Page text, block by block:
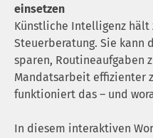
einsetzen
Künstliche Intelligenz hält
Steuerberatung. Sie kann
sparen, Routineaufgaben
Mandatsarbeit effizienter
funktioniert das – und
In diesem interaktiven